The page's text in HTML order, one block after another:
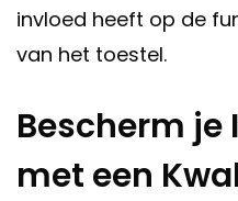
invloed heeft op de
van het toestel.
Bescherm
met een